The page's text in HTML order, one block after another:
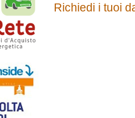
Richiedi i tuoi